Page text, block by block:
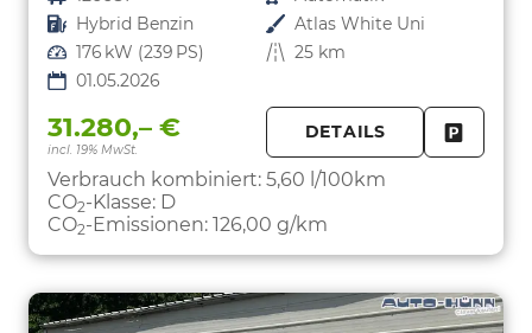
Kraftstoff Hybrid Benzin Außenfarbe Atlas White Uni
Leistung 176 kW (239 PS) Kilometerstand 25 km
01.05.2026
31.280,– €
incl. 19% MwSt.
DETAILS
Verbrauch kombiniert: 5,60 l/100km
CO2-Klasse: D
CO2-Emissionen: 126,00 g/km